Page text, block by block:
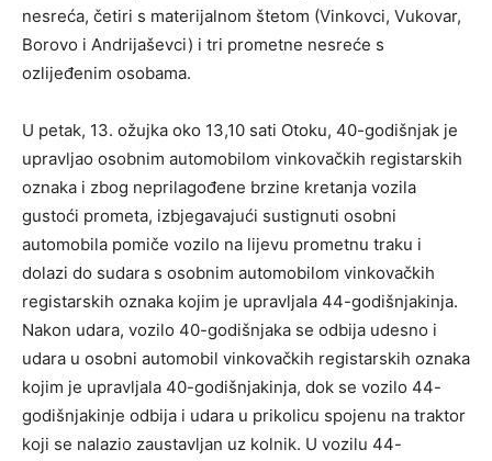
nesreća, četiri s materijalnom štetom (Vinkovci, Vukovar,
Borovo i Andrijaševci) i tri prometne nesreće s
ozlijeđenim osobama.
U petak, 13. ožujka oko 13,10 sati Otoku, 40-godišnjak je
upravljao osobnim automobilom vinkovačkih registarskih
oznaka i zbog neprilagođene brzine kretanja vozila
gustoći prometa, izbjegavajući sustignuti osobni
automobila pomiče vozilo na lijevu prometnu traku i
dolazi do sudara s osobnim automobilom vinkovačkih
registarskih oznaka kojim je upravljala 44-godišnjakinja.
Nakon udara, vozilo 40-godišnjaka se odbija udesno i
udara u osobni automobil vinkovačkih registarskih oznaka
kojim je upravljala 40-godišnjakinja, dok se vozilo 44-
godišnjakinje odbija i udara u prikolicu spojenu na traktor
koji se nalazio zaustavljan uz kolnik. U vozilu 44-